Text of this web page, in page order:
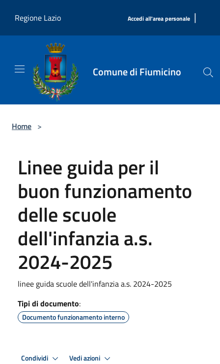
Regione Lazio
Accedi all'area personale |
Comune di Fiumicino
Home >
Linee guida per il
buon funzionamento
delle scuole
dell'infanzia a.s.
2024-2025
linee guida scuole dell'infanzia a.s. 2024-2025
Tipi di documento:
Documento funzionamento interno
Condividi Vedi azioni